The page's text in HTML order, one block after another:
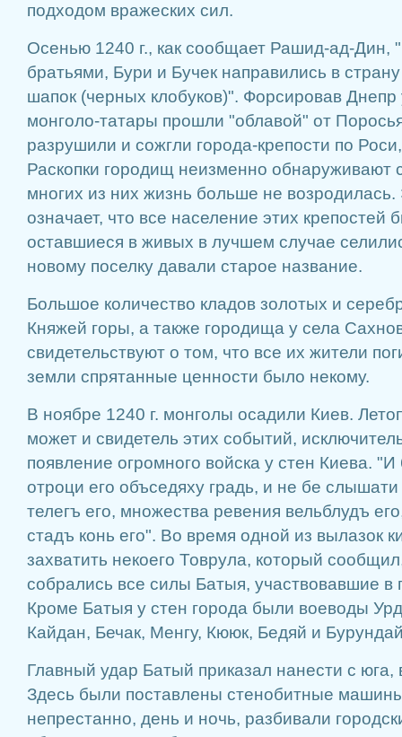
подходом вражеских сил.
Осенью 1240 г., как сообщает Рашид-ад-Дин,
братьями, Бури и Бучек направились в
шапок (черных клобуков)". Форсировав
монголо-татары прошли "облавой" от
разрушили и сожгли города-крепости по
Раскопки городищ неизменно
многих из них жизнь больше не возродилась.
означает, что все население этих крепостей
оставшиеся в живых в лучшем случае
новому поселку давали старое название.
Большое количество кладов золотых и
Княжей горы, а также городища у села
свидетельствуют о том, что все их жители
земли спрятанные ценности было некому.
В ноябре 1240 г. монголы осадили Киев.
может и свидетель этих событий,
появление огромного войска у стен Киева.
отроци его объседяху градь, и не бе слышати
телегъ его, множества ревения вельблудъ
стадъ конь его". Во время одной из вылазок
захватить некоего Товрула, который
собрались все силы Батыя, участвовавшие
Кроме Батыя у стен города были воеводы
Кайдан, Бечак, Менгу, Кююк, Бедяй и
Главный удар Батый приказал нанести с юга,
Здесь были поставлены стенобитные
непрестанно, день и ночь, разбивали